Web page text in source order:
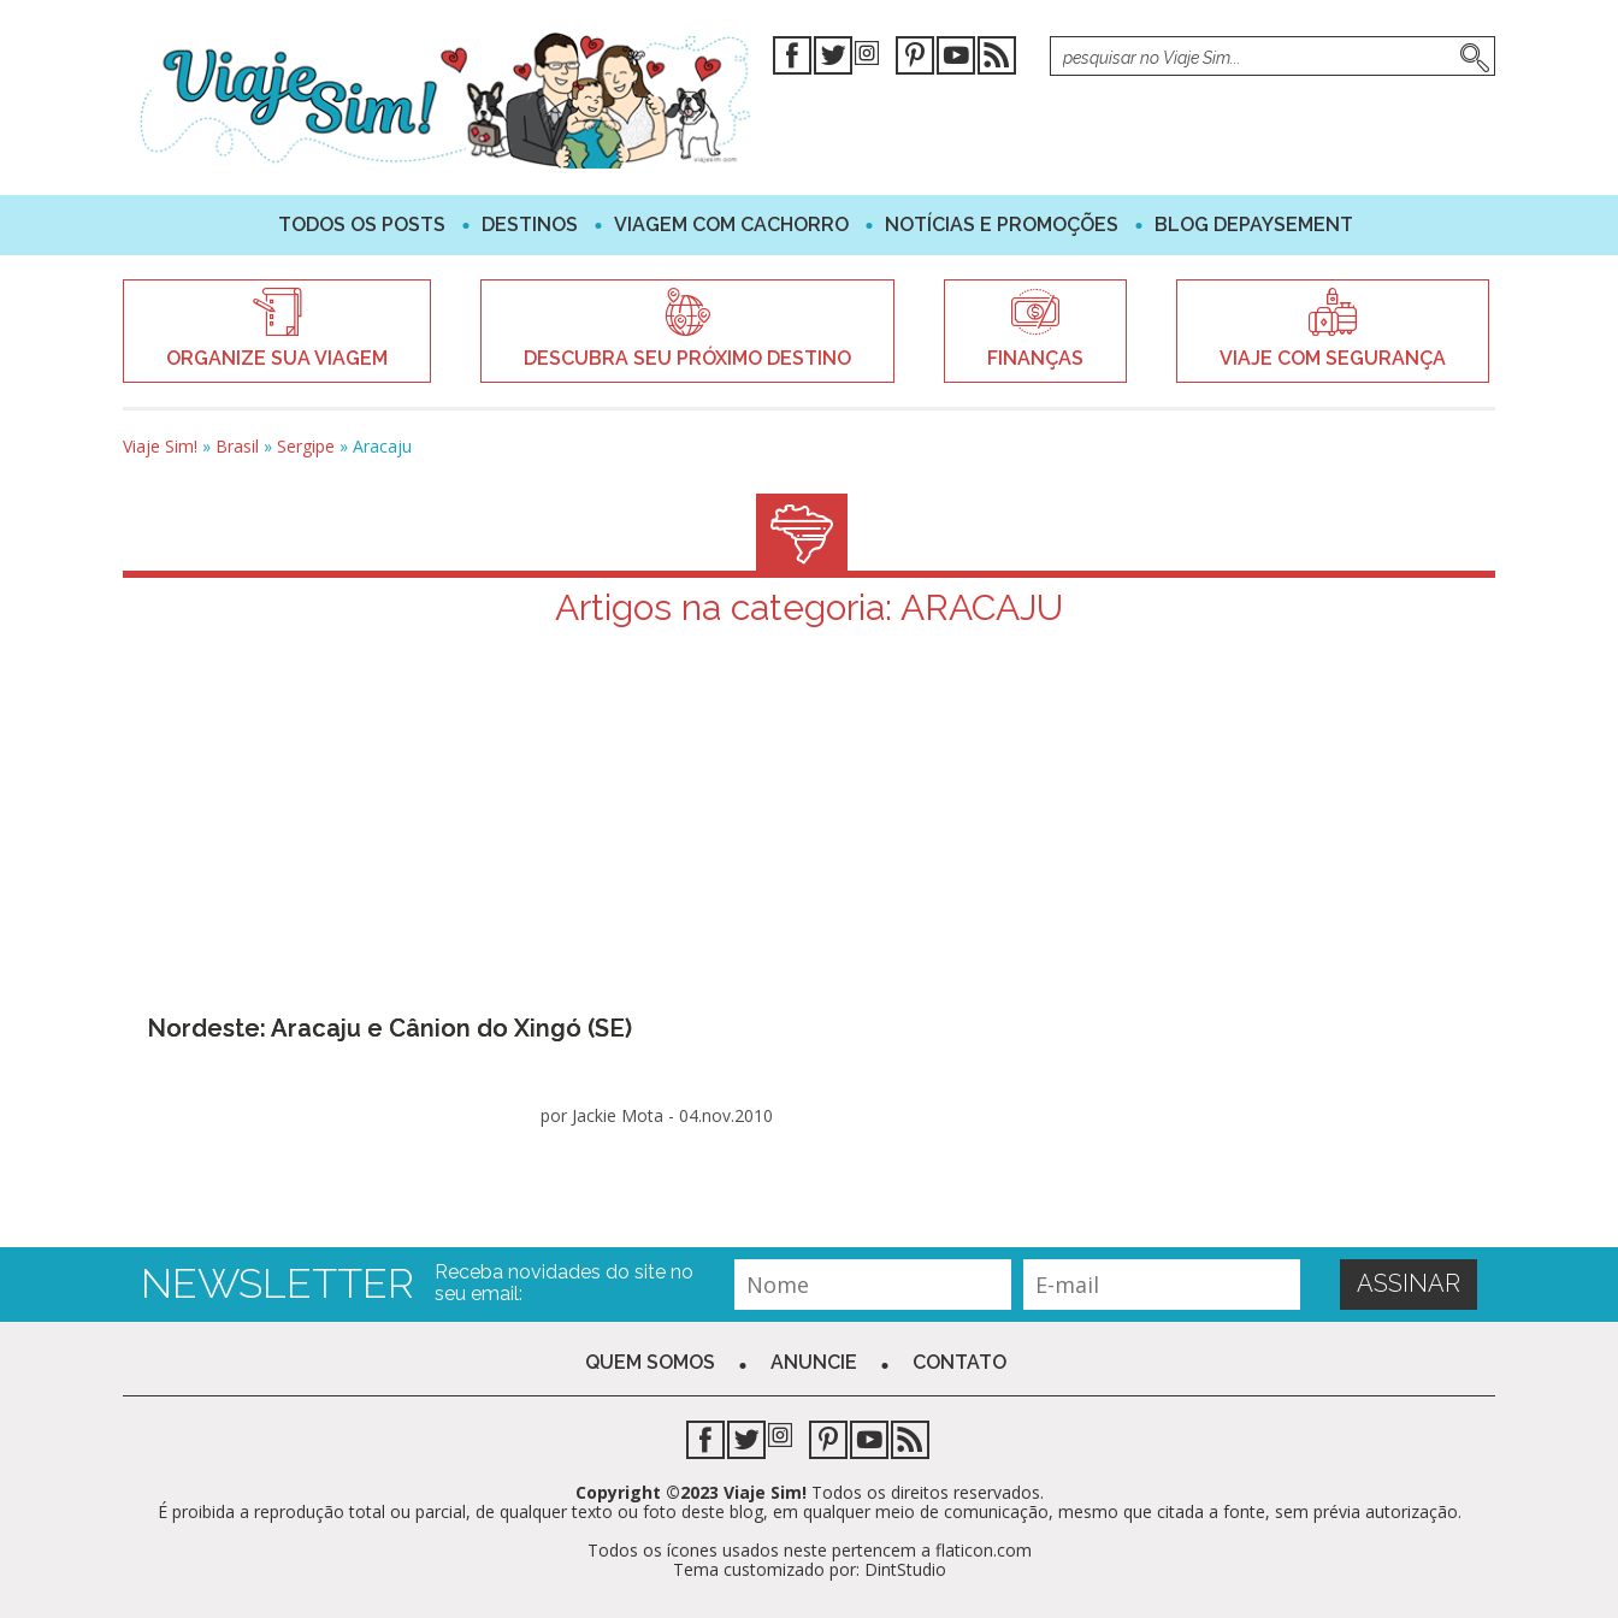
TODOS OS POSTS DESTINOS VIAGEM COM CACHORRO NOTÍCIAS E PROMOÇÕES BLOG DEPAYSEMENT
ORGANIZE SUA VIAGEM DESCUBRA SEU PRÓXIMO DESTINO FINANÇAS VIAJE COM SEGURANÇA
Viaje Sim! » Brasil » Sergipe » Aracaju
Artigos na categoria: ARACAJU
Nordeste: Aracaju e Cânion do Xingó (SE)
por Jackie Mota - 04.nov.2010
NEWSLETTER
Receba novidades do site no
seu email:
QUEM SOMOS ANUNCIE CONTATO
Copyright ©2023 Viaje Sim!Todos os direitos reservados.
É proibida a reprodução total ou parcial, de qualquer texto ou foto deste blog, em qualquer meio de comunicação, mesmo que citada a fonte, sem prévia autorização.
Todos os ícones usados neste pertencem a flaticon.com
Tema customizado por: DintStudio